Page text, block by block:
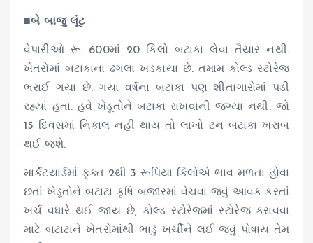
■બે બાજુ લૂંટ
વેપારીઓ રૂ. 600માં 20 કિલો બટાકા લેવા તૈયાર નથી.
ખેતરોમાં બટાકાના ઢગલા ખડકાયા છે. તમામ કોલ્ડ સ્ટોરેજ
ભરાઈ ગયા છે. ગયા વર્ષના બટાકા પણ શીતાગારોમાં પડી
રહ્યાં હતા. હવે ખેડૂતોને બટાકા રાખવાની જગ્યા નથી. જો
15 દિવસમાં નિકાલ નહીં થાય તો લાખો ટન બટાકા ખરાબ
થઈ જશે.
માર્કેટયાર્ડમાં ફક્ત 2થી 3 રૂપિયા કિલોએ ભાવ મળતા હોવા
છતાં ખેડૂતોને બટાટા કૃષિ બજારમાં વેચવા જવું આવક કરતાં
ખર્ચ વધારે થઈ જાય છે, કોલ્ડ સ્ટોરેજમાં સ્ટોરેજ કરાવવા
માટે બટાટાને ખેતરોમાંથી ભાડું ખર્ચીને લઈ જવું પોષાય તેમ